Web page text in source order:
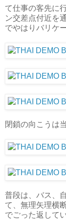
て仕事の客先に
ン交差点付近を
でやはりバリケ
閉鎖の向こうは
普段は、バス、
て、無理矢理横
でごった返して